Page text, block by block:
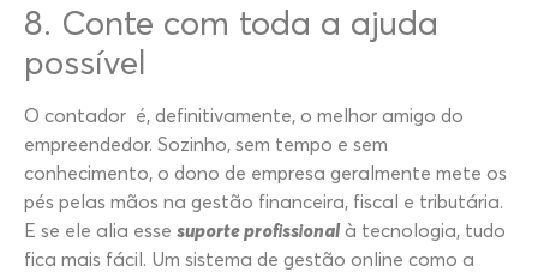
8. Conte com toda a ajuda
possível
O contador é, definitivamente, o melhor amigo do
empreendedor. Sozinho, sem tempo e sem
conhecimento, o dono de empresa geralmente mete os
pés pelas mãos na gestão financeira, fiscal e tributária.
E se ele alia esse suporte profissionalà tecnologia, tudo
fica mais fácil. Um sistema de gestão online como a